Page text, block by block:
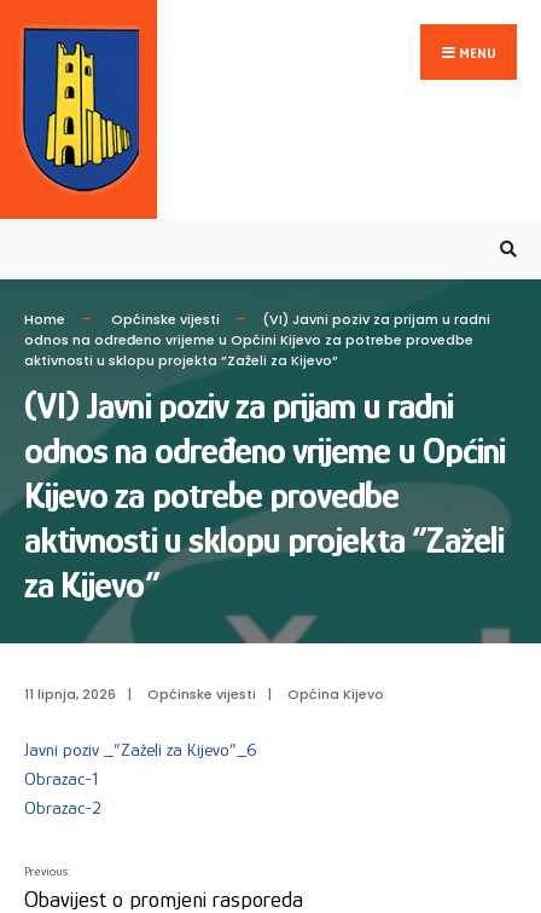
MENU
Home Općinske vijesti
(VI) Javni poziv za prijam u radni
odnos na određeno vrijeme u Općini Kijevo za potrebe provedbe
aktivnosti u sklopu projekta ”Zaželi za Kijevo”
(VI) Javni poziv za prijam u radni
odnos na određeno vrijeme u Općini
Kijevo za potrebe provedbe
aktivnosti u sklopu projekta ”Zaželi
za Kijevo”
11 lipnja, 2026 | Općinske vijesti | Općina Kijevo
Javni poziv _”Zaželi za Kijevo”_6
Obrazac-1
Obrazac-2
Previous:
Obavijest o promjeni rasporeda